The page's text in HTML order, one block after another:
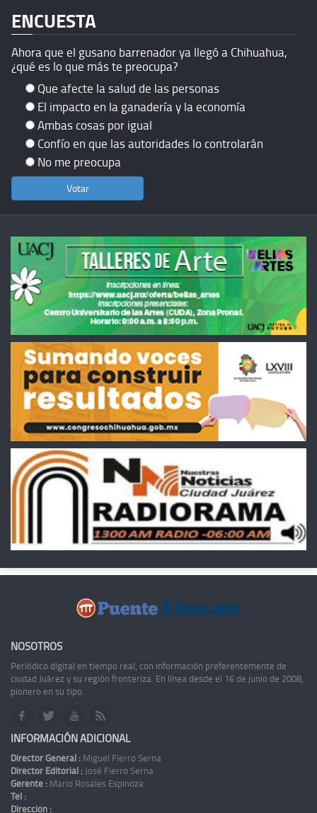
ENCUESTA
Ahora que el gusano barrenador ya llegó a Chihuahua,
¿qué es lo que más te preocupa?
Que afecte la salud de las personas
El impacto en la ganadería y la economía
Ambas cosas por igual
Confío en que las autoridades lo controlarán
No me preocupa
NOSOTROS
Periódico digital en tiempo real, con información preferentemente de
ciudad Juárez y su región fronteriza. En línea desde el 16 de junio de 2008,
pionero en su tipo.
INFORMACIÓN ADICIONAL
Director General : Miguel Fierro Serna
Director Editorial : José Fierro Serna
Gerente : Mario Rosales Espinoza
Tel :
Dirección :